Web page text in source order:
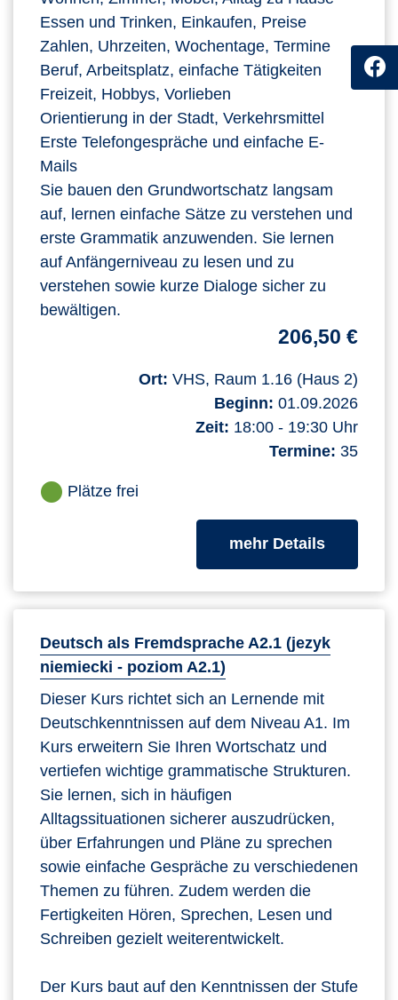
Essen und Trinken, Einkaufen, Preise
Zahlen, Uhrzeiten, Wochentage, Termine
Beruf, Arbeitsplatz, einfache Tätigkeiten
Freizeit, Hobbys, Vorlieben
Orientierung in der Stadt, Verkehrsmittel
Erste Telefongespräche und einfache E-
Mails
Sie bauen den Grundwortschatz langsam
auf, lernen einfache Sätze zu verstehen und
erste Grammatik anzuwenden. Sie lernen
auf Anfängerniveau zu lesen und zu
verstehen sowie kurze Dialoge sicher zu
bewältigen.
206,50 €
Ort: VHS, Raum 1.16 (Haus 2)
Beginn: 01.09.2026
Zeit: 18:00 - 19:30 Uhr
Termine: 35
Plätze frei
mehr Detailszum
Deutsch als Fremdsprache A2.1 (jezyk
niemiecki - poziom A2.1)
Dieser Kurs richtet sich an Lernende mit
Deutschkenntnissen auf dem Niveau A1. Im
Kurs erweitern Sie Ihren Wortschatz und
vertiefen wichtige grammatische Strukturen.
Sie lernen, sich in häufigen
Alltagssituationen sicherer auszudrücken,
über Erfahrungen und Pläne zu sprechen
sowie einfache Gespräche zu verschiedenen
Themen zu führen. Zudem werden die
Fertigkeiten Hören, Sprechen, Lesen und
Schreiben gezielt weiterentwickelt.
Der Kurs baut auf den Kenntnissen der Stufe